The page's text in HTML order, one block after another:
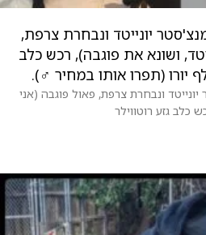
יונייטד ונבחרת צרפת,
ושונא את פוגבה), רכש כלב
ונבחרת צרפת, פאול פוגבה (אני
כלב גזע רוטווילר